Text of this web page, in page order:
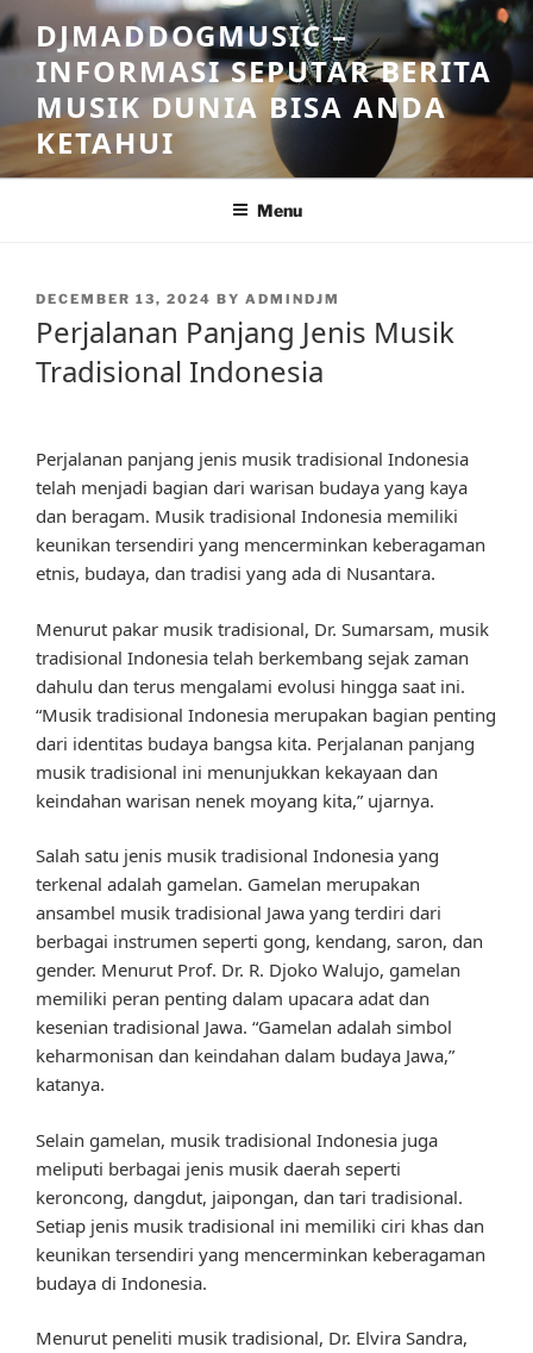
Skip
to
content
DJMADDOGMUSIC –
INFORMASI SEPUTAR BERITA
MUSIK DUNIA BISA ANDA
KETAHUI
Menu
POSTED
DECEMBER 13, 2024 BY ADMINDJM
Perjalanan Panjang Jenis Musik
Tradisional Indonesia
Perjalanan panjang jenis musik tradisional Indonesia
telah menjadi bagian dari warisan budaya yang kaya
dan beragam. Musik tradisional Indonesia memiliki
keunikan tersendiri yang mencerminkan keberagaman
etnis, budaya, dan tradisi yang ada di Nusantara.
Menurut pakar musik tradisional, Dr. Sumarsam, musik
tradisional Indonesia telah berkembang sejak zaman
dahulu dan terus mengalami evolusi hingga saat ini.
“Musik tradisional Indonesia merupakan bagian penting
dari identitas budaya bangsa kita. Perjalanan panjang
musik tradisional ini menunjukkan kekayaan dan
keindahan warisan nenek moyang kita,” ujarnya.
Salah satu jenis musik tradisional Indonesia yang
terkenal adalah gamelan. Gamelan merupakan
ansambel musik tradisional Jawa yang terdiri dari
berbagai instrumen seperti gong, kendang, saron, dan
gender. Menurut Prof. Dr. R. Djoko Walujo, gamelan
memiliki peran penting dalam upacara adat dan
kesenian tradisional Jawa. “Gamelan adalah simbol
keharmonisan dan keindahan dalam budaya Jawa,”
katanya.
Selain gamelan, musik tradisional Indonesia juga
meliputi berbagai jenis musik daerah seperti
keroncong, dangdut, jaipongan, dan tari tradisional.
Setiap jenis musik tradisional ini memiliki ciri khas dan
keunikan tersendiri yang mencerminkan keberagaman
budaya di Indonesia.
Menurut peneliti musik tradisional, Dr. Elvira Sandra,